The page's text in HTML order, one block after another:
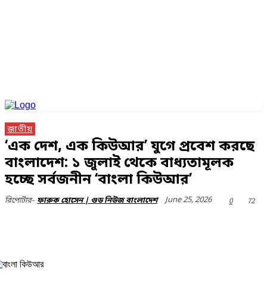
জাতীয়
‘এক দেশ, এক কিউআর’ যুগে প্রবেশ করছে
বাংলাদেশ: ১ জুলাই থেকে বাধ্যতামূলক
হচ্ছে সর্বজনীন ‘বাংলা কিউআর’
রিপোর্টার- ফারুক হোসেন | গুড নিউজ বাংলাদেশ June 25, 2026 0 72